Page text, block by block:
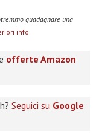
guadagnare una
info
offerte Amazon
Seguici su Google